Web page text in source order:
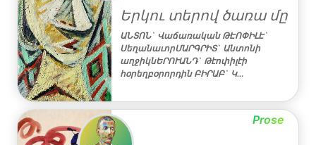
Երկու տերով ծառա մը
ԱՆՏՈՆ` Վաճառական ԹԷՈՓԻԼԷ`
ՍեղանաւորՄԱՐԳՐԻՏ` Անտոնի
աղջիկնԵՐՈՒԱՆԴ` Թէոփիլէի
հօրեղբօրորդին ԲԻՐԱԲ` Կ…
Prose